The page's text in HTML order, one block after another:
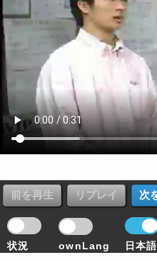
状況 ownLang 日本語